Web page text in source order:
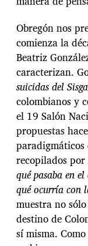
Obregón nos
comienza la
Beatriz
caracterizan.
suicidas del Sisga
colombianos y
el 19 Salón
propuestas
recopilados por
qué pasaba en
qué ocurría con
muestra no
destino de
sí misma.